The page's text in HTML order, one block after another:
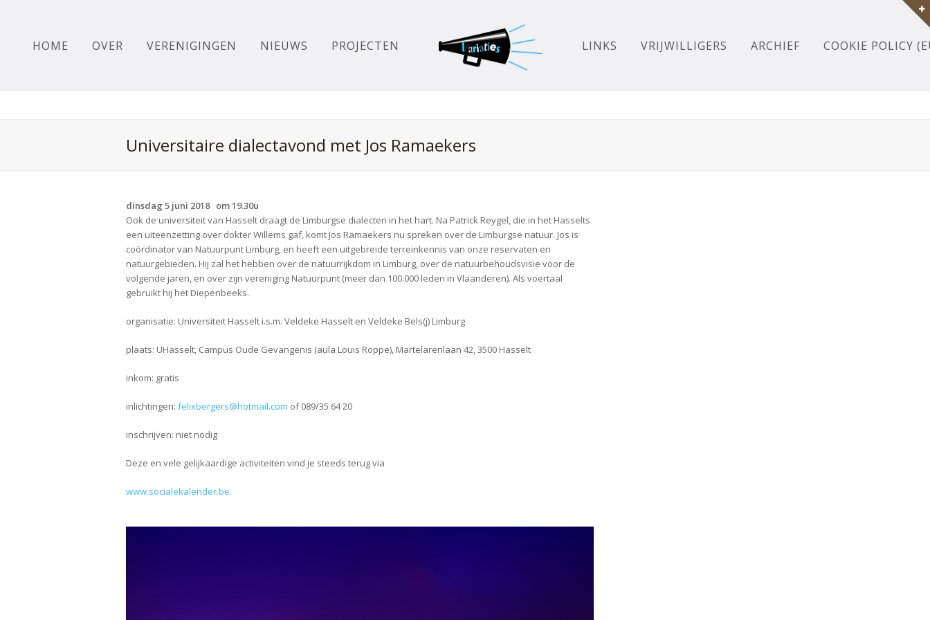
HOME OVER VERENIGINGEN NIEUWS PROJECTEN LINKS VRIJWILLIGERS ARCHIEF COOKIE POLICY
Universitaire dialectavond met Jos Ramaekers
dinsdag 5 juni 2018 om 19.30u
Ook de universiteit van Hasselt draagt de Limburgse dialecten in het hart. Na Patrick Reygel, die in het Hasselts
een uiteenzetting over dokter Willems gaf, komt Jos Ramaekers nu spreken over de Limburgse natuur. Jos is
coördinator van Natuurpunt Limburg, en heeft een uitgebreide terreinkennis van onze reservaten en
natuurgebieden. Hij zal het hebben over de natuurrijkdom in Limburg, over de natuurbehoudsvisie voor de
volgende jaren, en over zijn vereniging Natuurpunt (meer dan 100.000 leden in Vlaanderen). Als voertaal
gebruikt hij het Diepenbeeks.
organisatie: Universiteit Hasselt i.s.m. Veldeke Hasselt en Veldeke Bels(j) Limburg
plaats: UHasselt, Campus Oude Gevangenis (aula Louis Roppe), Martelarenlaan 42, 3500 Hasselt
inkom: gratis
inlichtingen: felixbergers@hotmail.com of 089/35 64 20
inschrijven: niet nodig
Deze en vele gelijkaardige activiteiten vind je steeds terug via
www.socialekalender.be.